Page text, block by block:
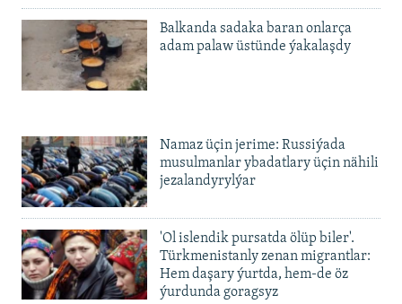
Balkanda sadaka baran onlarça
adam palaw üstünde ýakalaşdy
Namaz üçin jerime: Russiýada
musulmanlar ybadatlary üçin nähili
jezalandyrylýar
'Ol islendik pursatda ölüp biler'.
Türkmenistanly zenan migrantlar:
Hem daşary ýurtda, hem-de öz
ýurdunda goragsyz